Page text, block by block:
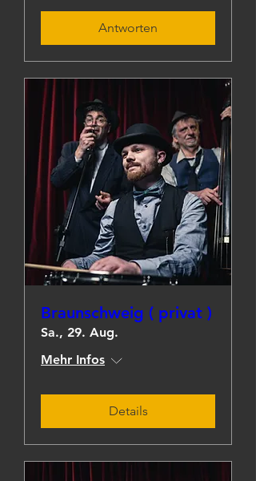
Antworten
Braunschweig ( privat )
Sa., 29. Aug.
Mehr Infos
Details